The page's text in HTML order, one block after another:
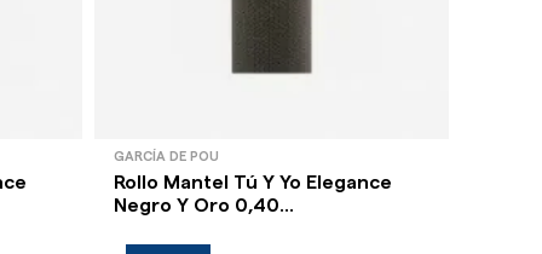
GARCÍA DE POU
Rollo Mantel Tú Y Yo Elegance
Negro Y Oro 0,40...